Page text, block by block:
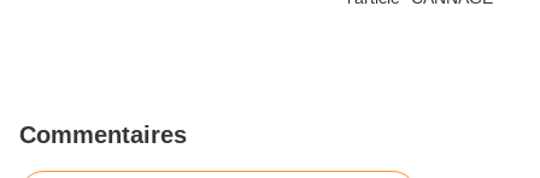
Commentaires